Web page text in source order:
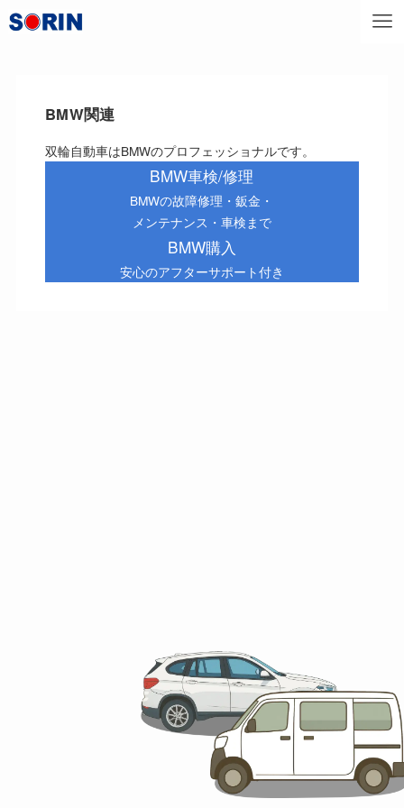
BMW関連
双輪自動車はBMWのプロフェッショナルです。
BMW車検/修理
BMWの故障修理・鈑金・
メンテナンス・車検まで
BMW購入
安心のアフターサポート付き